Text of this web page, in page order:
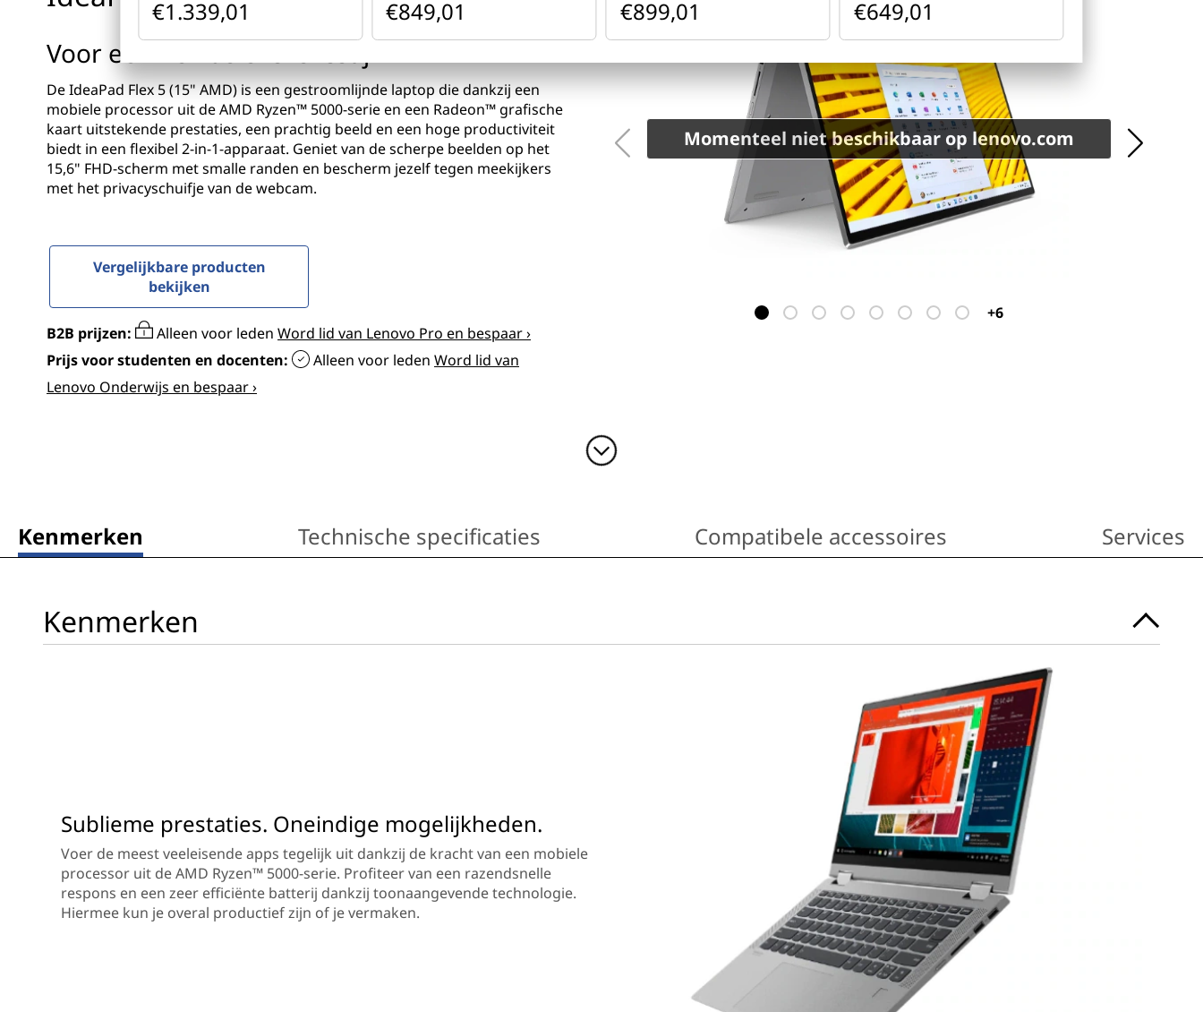
€1.339,01 €849,01 €899,01 €649,01
Voor een flexibele levensstijl
De IdeaPad Flex 5 (15" AMD) is een gestroomlijnde laptop die dankzij een
mobiele processor uit de AMD Ryzen™ 5000-serie en een Radeon™ grafische
kaart uitstekende prestaties, een prachtig beeld en een hoge productiviteit
biedt in een flexibel 2-in-1-apparaat. Geniet van de scherpe beelden op het
15,6" FHD-scherm met smalle randen en bescherm jezelf tegen meekijkers
met het privacyschuifje van de webcam.
Vergelijkbare producten
bekijken
B2B prijzen: Alleen voor leden Word lid van Lenovo Pro en bespaar ›
Prijs voor studenten en docenten:
Alleen voor leden Word lid van
Lenovo Onderwijs en bespaar ›
Momenteel niet beschikbaar op lenovo.com
+6
Kenmerken Technische specificaties Compatibele accessoires Services
Kenmerken
Sublieme prestaties. Oneindige mogelijkheden.
Voer de meest veeleisende apps tegelijk uit dankzij de kracht van een mobiele
processor uit de AMD Ryzen™ 5000-serie. Profiteer van een razendsnelle
respons en een zeer efficiënte batterij dankzij toonaangevende technologie.
Hiermee kun je overal productief zijn of je vermaken.